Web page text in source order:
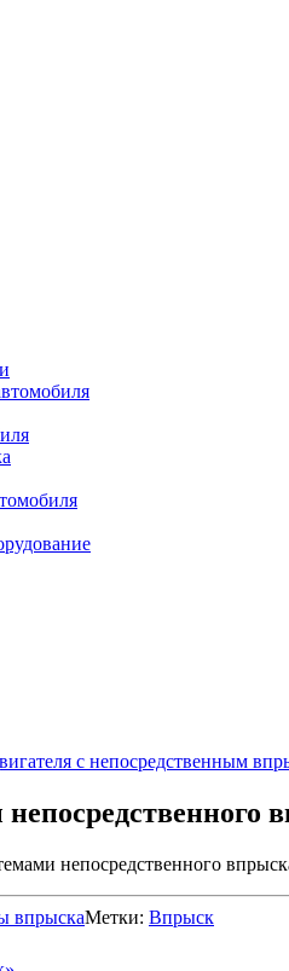
непосредственного
впрыскаМетки: Впрыск